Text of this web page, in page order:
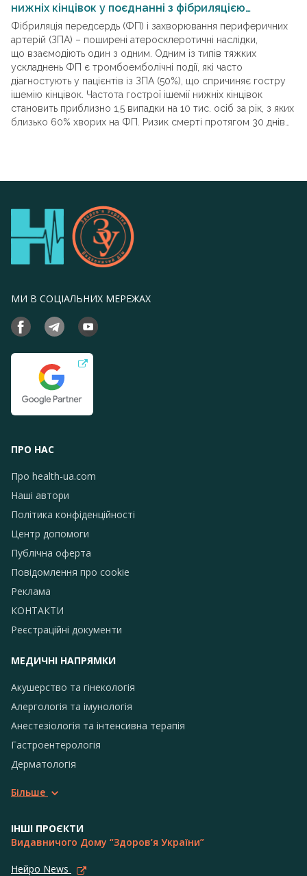
нижніх кінцівок у поєднанні з фібриляцією
передсердь
Фібриляція передсердь (ФП) і захворювання периферичних
артерій (ЗПА) – ​поширені атеросклеротичні наслідки,
що взаємодіють один з одним. Одним із типів тяжких
ускладнень ФП є тромбоемболічні події, які часто
діагностують у пацієнтів із ЗПА (50%), що спричиняє гостру
ішемію кінцівок. Частота гострої ішемії нижніх кінцівок
становить приблизно 1,5 випадки на 10 тис. осіб за рік, з яких
близько 60% хворих на ФП. Ризик смерті протягом 30 днів
кінцівок (15%). У цьому контексті було проведене дослід­жен­
ня, мета якого полягала в оцінюванні та поліпшенні
результатів лікування пацієнтів із ФП, ускладненою гострою
ішемією нижніх кінцівок.
МИ В СОЦІАЛЬНИХ МЕРЕЖАХ
ПРО НАС
Про health-ua.com
Наші автори
Політика конфіденційності
Центр допомоги
Публічна оферта
Повідомлення про сookie
Реклама
КОНТАКТИ
Реєстраційні документи
МЕДИЧНІ НАПРЯМКИ
Акушерство та гінекологія
Алергологія та імунологія
Анестезіологія та інтенсивна терапія
Гастроентерологія
Дерматологія
Більше
ІНШІ ПРОЄКТИ
Видавничого Дому “Здоров’я України”
Нейро News